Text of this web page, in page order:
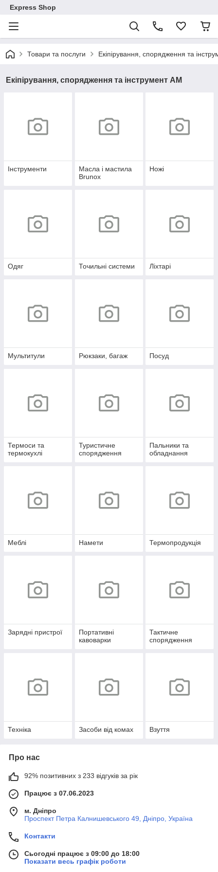
Express Shop
Товари та послуги Екіпірування, спорядження та
Екіпірування, спорядження та інструмент AM
Інструменти
Масла і мастила
Brunox
Ножі
Одяг Точильні системи Ліхтарі
Мультитули Рюкзаки, багаж Посуд
Термоси та
термокухлі
Туристичне
спорядження
Пальники та
обладнання
Меблі Намети Термопродукція
Зарядні пристрої
Портативні
кавоварки
Тактичне
спорядження
Техніка Засоби від комах Взуття
Про нас
92% позитивних з 233 відгуків за рік
Працює з 07.06.2023
м. Дніпро
Проспект Петра Калнишевського 49, Дніпро, Україна
Контакти
Сьогодні працює з 09:00 до 18:00
Показати весь графік роботи